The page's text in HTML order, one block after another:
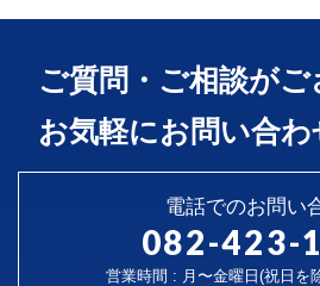
ご質問・ご相談が
お気軽にお問い合わ
電話でのお問い
082-423-
営業時間 : 月〜金曜日(祝日を